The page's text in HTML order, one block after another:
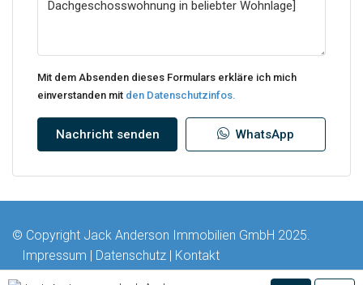
Mit dem Absenden dieses Formulars erkläre ich mich
einverstanden mit den Datenschutzinfos.
Nachricht senden WhatsApp
© Copyright Jack Anderson Immobilien GmbH 2025.
Impressum | Datenschutz | Kontakt